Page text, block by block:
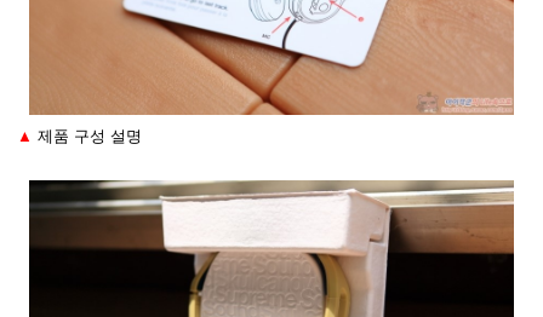
▲ 제품 구성 설명